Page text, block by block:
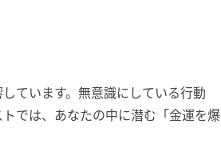
ています。無意識にしている行動
では、あなたの中に潜む「金運を爆